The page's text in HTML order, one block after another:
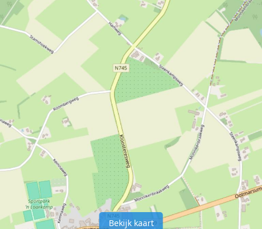
Bekijk kaart